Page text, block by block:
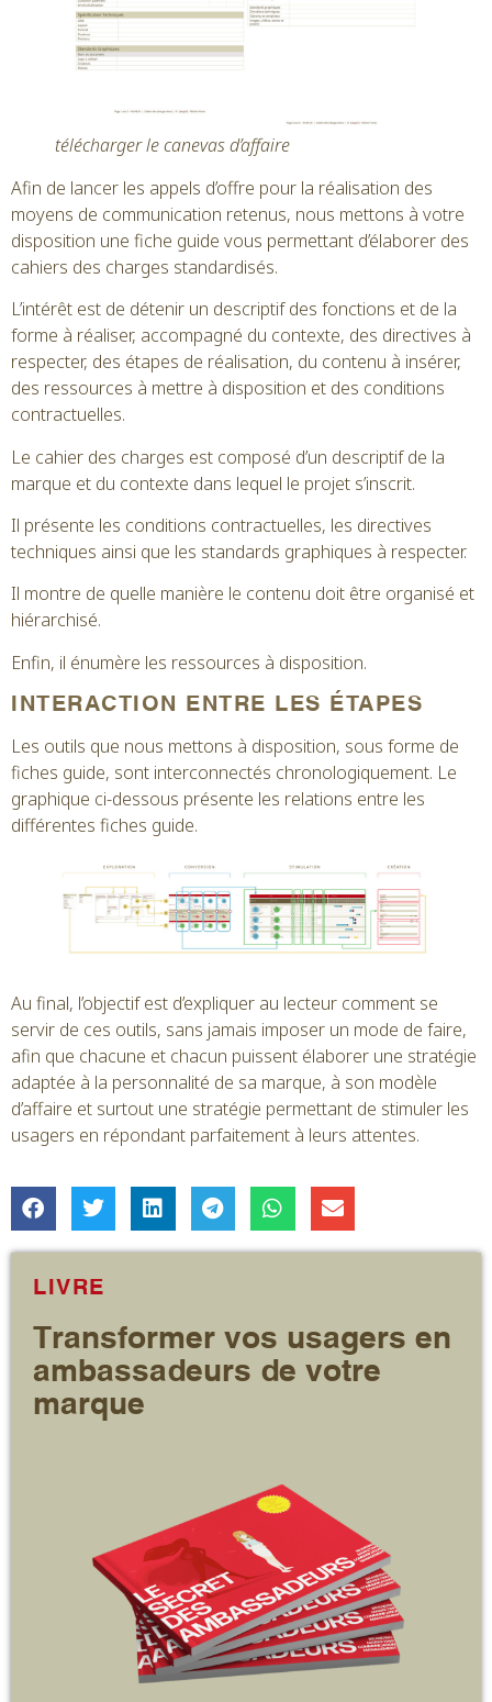
télécharger le canevas d’affaire
Afin de lancer les appels d’offre pour la réalisation des
moyens de communication retenus, nous mettons à votre
disposition une fiche guide vous permettant d’élaborer des
cahiers des charges standardisés.
L’intérêt est de détenir un descriptif des fonctions et de la
forme à réaliser, accompagné du contexte, des directives à
respecter, des étapes de réalisation, du contenu à insérer,
des ressources à mettre à disposition et des conditions
contractuelles.
Le cahier des charges est composé d’un descriptif de la
marque et du contexte dans lequel le projet s’inscrit.
Il présente les conditions contractuelles, les directives
techniques ainsi que les standards graphiques à respecter.
Il montre de quelle manière le contenu doit être organisé et
hiérarchisé.
Enfin, il énumère les ressources à disposition.
INTERACTION ENTRE LES ÉTAPES
Les outils que nous mettons à disposition, sous forme de
fiches guide, sont interconnectés chronologiquement. Le
graphique ci-dessous présente les relations entre les
différentes fiches guide.
Au final, l’objectif est d’expliquer au lecteur comment se
servir de ces outils, sans jamais imposer un mode de faire,
afin que chacune et chacun puissent élaborer une stratégie
adaptée à la personnalité de sa marque, à son modèle
d’affaire et surtout une stratégie permettant de stimuler les
usagers en répondant parfaitement à leurs attentes.
LIVRE
Transformer vos usagers en
ambassadeurs de votre
marque